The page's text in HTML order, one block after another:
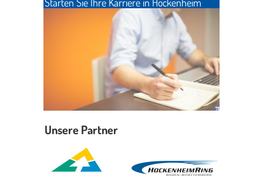
Unsere Partner